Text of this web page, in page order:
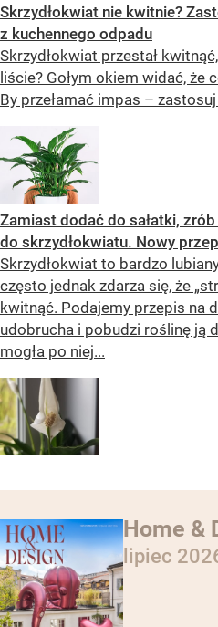
Skrzydłokwiat nie kwitnie?
z kuchennego odpadu
Skrzydłokwiat przestał
liście? Gołym okiem widać, że
By przełamać impas –
Zamiast dodać do sałatki,
do skrzydłokwiatu. Nowy
Skrzydłokwiat to bardzo
często jednak zdarza się, że
kwitnąć. Podajemy przepis na
udobrucha i pobudzi roślinę ją
mogła po niej...
Home &
lipiec